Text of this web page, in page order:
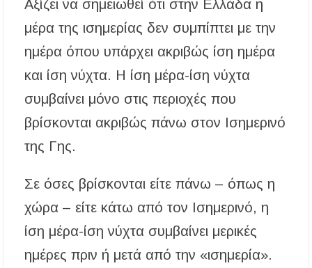
Αξίζει να σημειωθεί ότι στην Ελλάδα η
μέρα της ισημερίας δεν συμπίπτει με την
ημέρα όπου υπάρχει ακριβώς ίση ημέρα
και ίση νύχτα. Η ίση μέρα-ίση νύχτα
συμβαίνει μόνο στις περιοχές που
βρίσκονται ακριβώς πάνω στον Ισημερινό
της Γης.
Σε όσες βρίσκονται είτε πάνω – όπως η
χώρα – είτε κάτω από τον Ισημερινό, η
ίση μέρα-ίση νύχτα συμβαίνει μερικές
ημέρες πριν ή μετά από την «ισημερία».